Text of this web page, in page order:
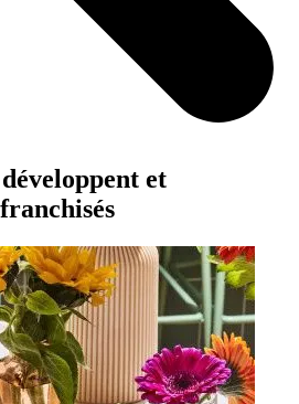
développent et